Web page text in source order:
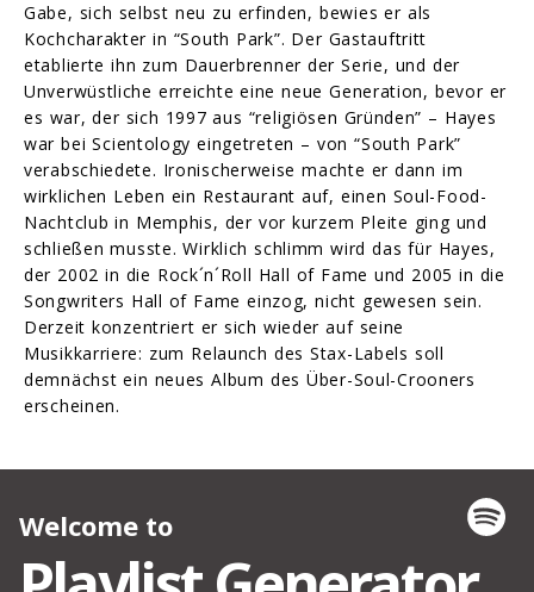
Gabe, sich selbst neu zu erfinden, bewies er als
Kochcharakter in “South Park”. Der Gastauftritt
etablierte ihn zum Dauerbrenner der Serie, und der
Unverwüstliche erreichte eine neue Generation, bevor er
es war, der sich 1997 aus “religiösen Gründen” – Hayes
war bei Scientology eingetreten – von “South Park”
verabschiedete. Ironischerweise machte er dann im
wirklichen Leben ein Restaurant auf, einen Soul-Food-
Nachtclub in Memphis, der vor kurzem Pleite ging und
schließen musste. Wirklich schlimm wird das für Hayes,
der 2002 in die Rock´n´Roll Hall of Fame und 2005 in die
Songwriters Hall of Fame einzog, nicht gewesen sein.
Derzeit konzentriert er sich wieder auf seine
Musikkarriere: zum Relaunch des Stax-Labels soll
demnächst ein neues Album des Über-Soul-Crooners
erscheinen.